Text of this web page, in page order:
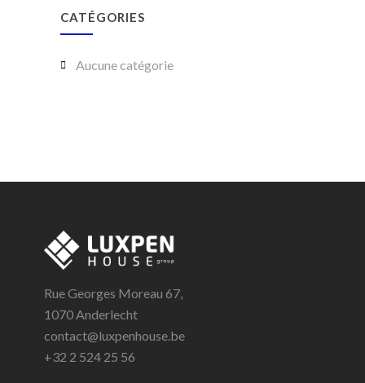
CATÉGORIES
Aucune catégorie
Rue Georges Moreau 67,
1070 Anderlecht
contact@luxpenhouse.be
+32 2 524 25 56